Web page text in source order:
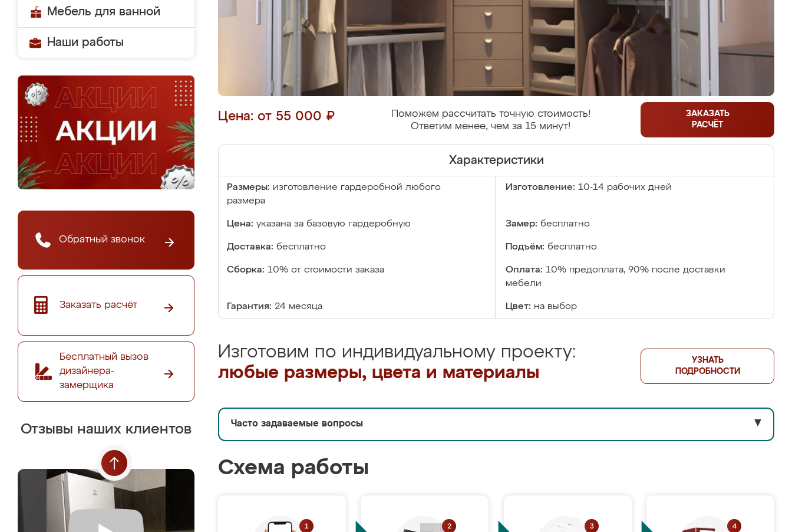
Мебель для ванной
Наши работы
Обратный звонок
Заказать расчёт
Бесплатный вызов
дизайнера-
замерщика
Отзывы наших клиентов
Цена: от 55 000 ₽
Поможем рассчитать точную стоимость!
Ответим менее, чем за 15 минут!
ЗАКАЗАТЬ
РАСЧЁТ
Характеристики
Размеры: изготовление гардеробной любого
размера
Изготовление: 10-14 рабочих дней
Цена: указана за базовую гардеробную Замер: бесплатно
Доставка: бесплатно Подъём: бесплатно
Сборка: 10% от стоимости заказа Оплата: 10% предоплата, 90% после доставки
мебели
Гарантия: 24 месяца Цвет: на выбор
Изготовим по индивидуальному проекту:
любые размеры, цвета и материалы
УЗНАТЬ
ПОДРОБНОСТИ
Часто задаваемые вопросы ▼
Схема работы